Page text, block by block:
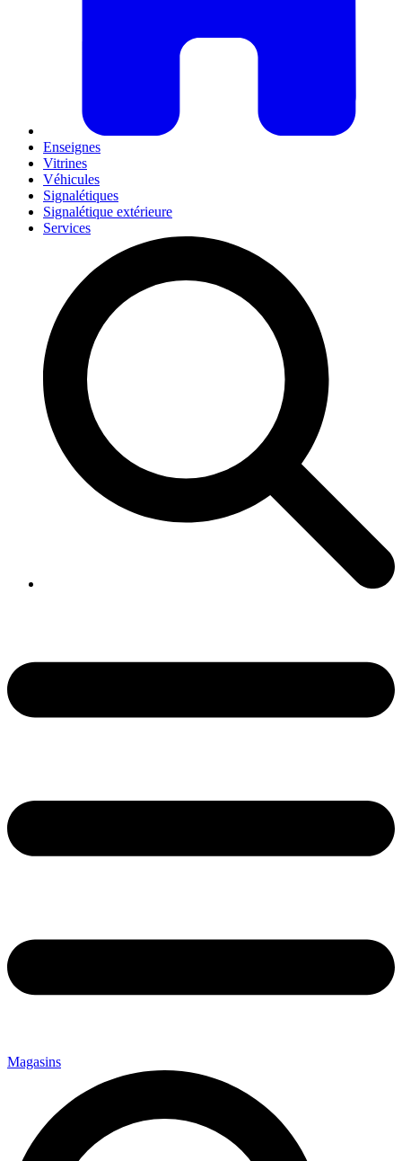
Enseignes
Vitrines
Véhicules
Signalétiques
Signalétique extérieure
Services
Magasins